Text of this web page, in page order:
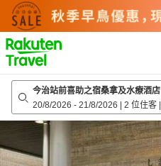
to
top
page
今治站前喜助之宿桑拿及水療酒店
20/8/2026 - 21/8/2026 | 2 位住客 |